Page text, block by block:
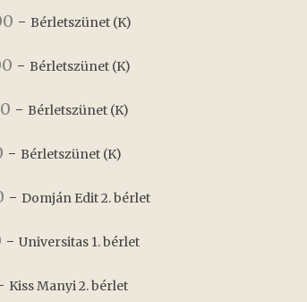
- Bérletszünet (K)
- Bérletszünet (K)
- Bérletszünet (K)
- Bérletszünet (K)
- Domján Edit 2. bérlet
- Universitas 1. bérlet
Kiss Manyi 2. bérlet